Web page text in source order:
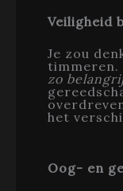
Veiligheid
Je zou
timmeren.
zo
het
Oog- en